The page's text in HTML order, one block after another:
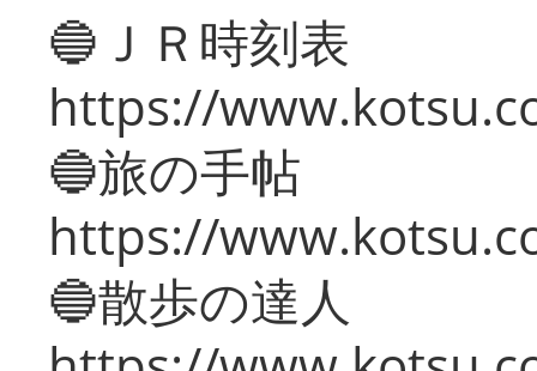
🔵ＪＲ時刻表
https://
🔵旅の手帖
https://
🔵散歩の達人